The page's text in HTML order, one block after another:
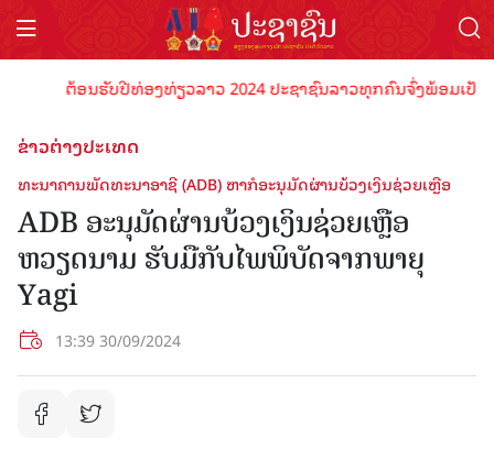
ຕ້ອນຮັບປີທ່ອງທ່ຽວລາວ 2024 ປະຊາຊົນລາວທຸກຄົນຈົ່ງພ້ອມເປັນ
ຂ່າວຕ່າງປະເທດ
ທະນາຄານພັດທະນາອາຊີ (ADB) ຫາກໍອະນຸມັດຜ່ານບ້ວງເງິນຊ່ວຍເຫຼືອ
ADB ອະນຸມັດຜ່ານບ້ວງເງິນຊ່ວຍເຫຼືອ
ຫວຽດນາມ ຮັບມືກັບໄພພິບັດຈາກພາຍຸ
Yagi
13:39 30/09/2024